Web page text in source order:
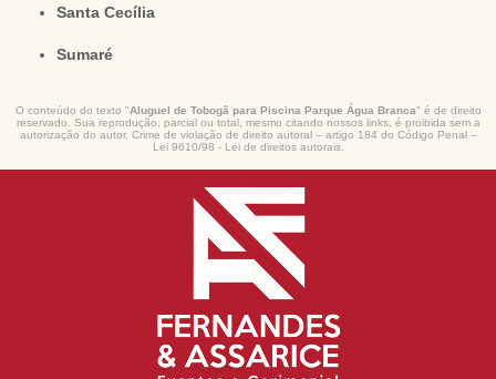
Santa Cecília
Sumaré
O conteúdo do texto "Aluguel de Tobogã para Piscina Parque Água Branca" é de direito
reservado. Sua reprodução, parcial ou total, mesmo citando nossos links, é proibida sem a
autorização do autor. Crime de violação de direito autoral – artigo 184 do Código Penal –
Lei 9610/98 - Lei de direitos autorais.